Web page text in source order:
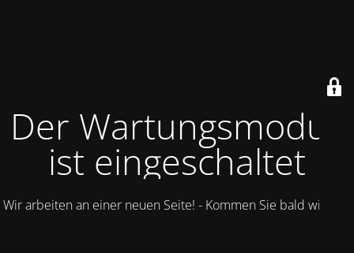
Der Wartungsmodus
ist eingeschaltet
Wir arbeiten an einer neuen Seite! - Kommen Sie bald wieder.